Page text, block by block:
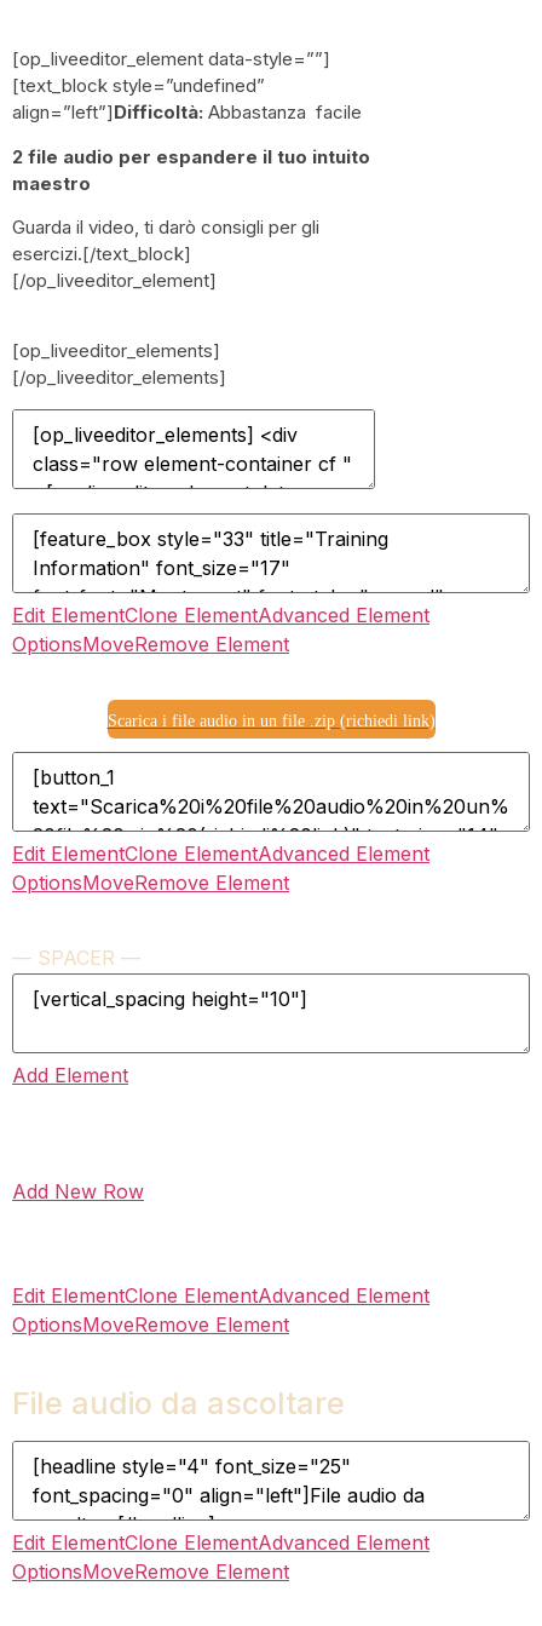
[op_liveeditor_element data-style=””]
[text_block style=”undefined”
align=”left”]Difficoltà: Abbastanza facile
2 file audio per espandere il tuo intuito
maestro
Guarda il video, ti darò consigli per gli
esercizi.[/text_block]
[/op_liveeditor_element]
[op_liveeditor_elements]
[/op_liveeditor_elements]
Edit ElementClone ElementAdvanced Element
OptionsMoveRemove Element
Scarica i file audio in un file .zip (richiedi link)
Edit ElementClone ElementAdvanced Element
OptionsMoveRemove Element
— SPACER —
Add Element
Add New Row
Edit ElementClone ElementAdvanced Element
OptionsMoveRemove Element
File audio da ascoltare
Edit ElementClone ElementAdvanced Element
OptionsMoveRemove Element